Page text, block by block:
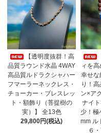
【透明度抜群！高
品質ラウンド水晶 4WAY
高品質ルドラクシャハー
フマーラーネックレス・
チョーカー・ブレスレッ
ト・額飾り（菩提樹の
実）】 全13色
29,800円(税込)
ィを高
幸せな
り！
ン×ア
ナイ
少！極
mm ル
６